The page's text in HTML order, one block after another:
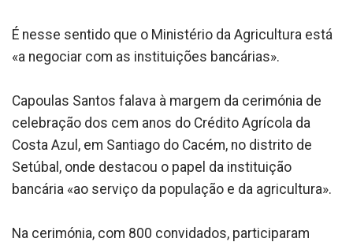
É nesse sentido que o Ministério da Agricultura está
«a negociar com as instituições bancárias».
Capoulas Santos falava à margem da cerimónia de
celebração dos cem anos do Crédito Agrícola da
Costa Azul, em Santiago do Cacém, no distrito de
Setúbal, onde destacou o papel da instituição
bancária «ao serviço da população e da agricultura».
Na cerimónia, com 800 convidados, participaram